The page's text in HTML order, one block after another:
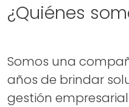
¿Quiénes
Somos una
años de brindar
gestión